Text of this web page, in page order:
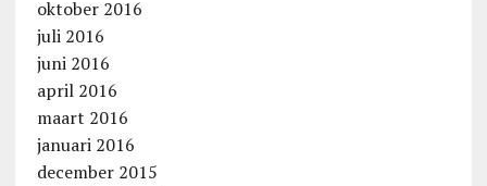
oktober 2016
juli 2016
juni 2016
april 2016
maart 2016
januari 2016
december 2015